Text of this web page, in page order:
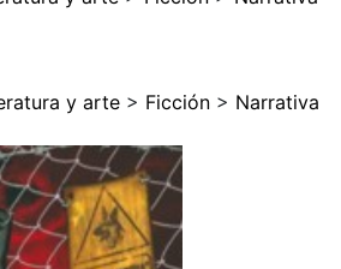
y arte > Ficción > Narrativa